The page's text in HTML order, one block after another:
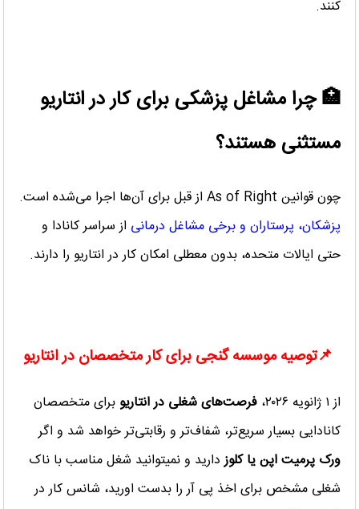
کنند.
🏥 چرا مشاغل پزشکی برای کار در انتاریو
مستثنی هستند؟
چون قوانین As of Right از قبل برای آن‌ها اجرا می‌شده است.
پزشکان، پرستاران و برخی مشاغل درمانی از سراسر کانادا و
حتی ایالات متحده، بدون معطلی امکان کار در انتاریو را دارند.
📌توصیه موسسه گنجی برای کار متخصصان در انتاریو
از ۱ ژانویه ۲۰۲۶، فرصت‌های شغلی در انتاریو برای متخصصان
کانادایی بسیار سریع‌تر، شفاف‌تر و رقابتی‌تر خواهد شد و اگر
ورک پرمیت اپن یا کلوزدارید و نمیتوانید شغل مناسب با ناک
شغلی مشخص برای اخذ پی آر را بدست اورید، شانس کار در